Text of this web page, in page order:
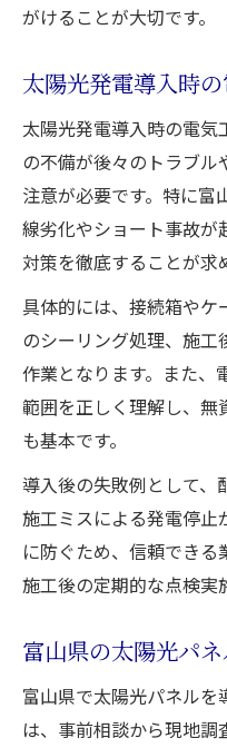
がけることが大切です。
太陽光発電導入時
太陽光発電導入時の電
の不備が後々のトラブ
注意が必要です。特に富
線劣化やショート事故が
対策を徹底することが求
具体的には、接続箱や
のシーリング処理、施
作業となります。また、
範囲を正しく理解し、無
も基本です。
導入後の失敗例として、
施工ミスによる発電停止
に防ぐため、信頼できる
施工後の定期的な点検実
富山県の太陽光パ
富山県で太陽光パネル
は、事前相談から現地